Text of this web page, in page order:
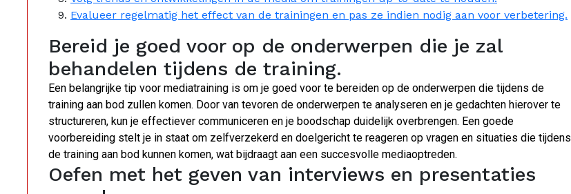
Evalueer regelmatig het effect van de trainingen en pas ze indien nodig aan voor verbetering.
Bereid je goed voor op de onderwerpen die je zal
behandelen tijdens de training.
Een belangrijke tip voor mediatraining is om je goed voor te bereiden op de onderwerpen die tijdens de
training aan bod zullen komen. Door van tevoren de onderwerpen te analyseren en je gedachten hierover te
structureren, kun je effectiever communiceren en je boodschap duidelijk overbrengen. Een goede
voorbereiding stelt je in staat om zelfverzekerd en doelgericht te reageren op vragen en situaties die tijdens
de training aan bod kunnen komen, wat bijdraagt aan een succesvolle mediaoptreden.
Oefen met het geven van interviews en presentaties